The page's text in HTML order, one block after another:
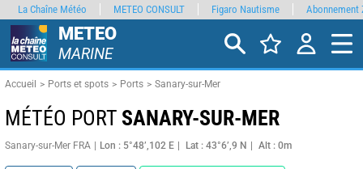
METEO
MARINE
Accueil Ports et spots Ports Sanary-sur-Mer
MÉTÉO PORT SANARY-SUR-MER
Sanary-sur-Mer FRA Lon : 5°48’,102 E Lat : 43°6’,9 N Alt : 0m
La Chaîne Météo METEO CONSULT Figaro Nautisme Abonnement